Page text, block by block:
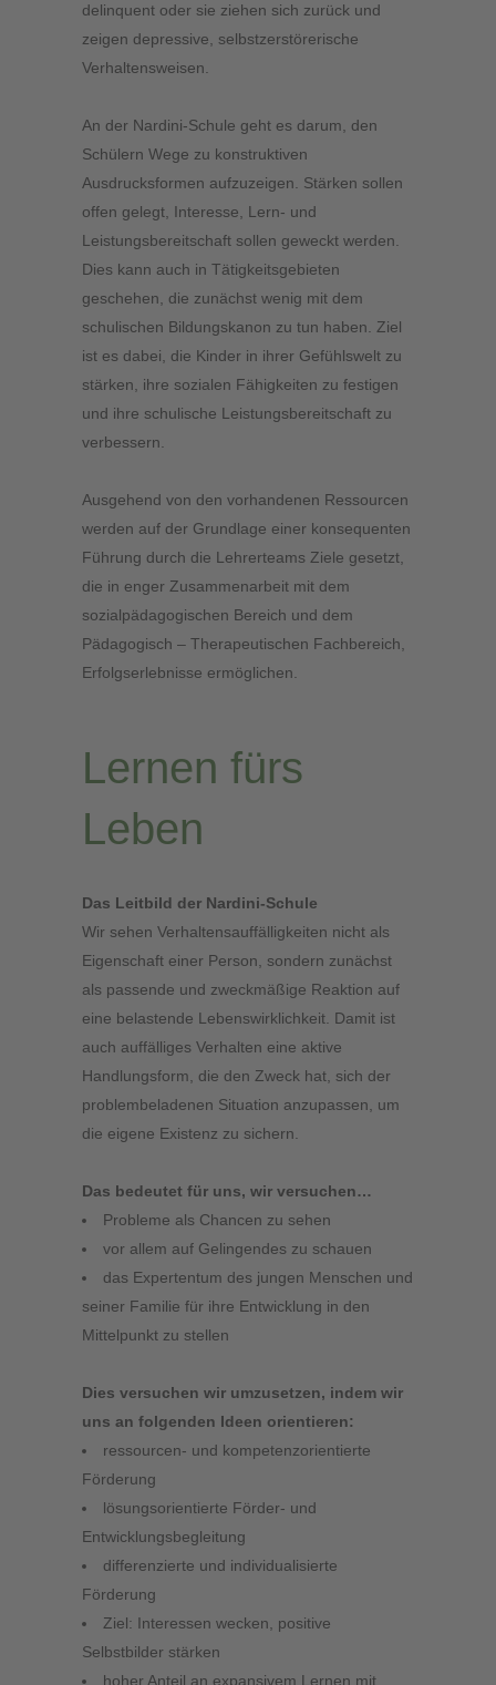
delinquent oder sie ziehen sich zurück und
zeigen depressive, selbstzerstörerische
Verhaltensweisen.
An der Nardini-Schule geht es darum, den
Schülern Wege zu konstruktiven
Ausdrucksformen aufzuzeigen. Stärken sollen
offen gelegt, Interesse, Lern- und
Leistungsbereitschaft sollen geweckt werden.
Dies kann auch in Tätigkeitsgebieten
geschehen, die zunächst wenig mit dem
schulischen Bildungskanon zu tun haben. Ziel
ist es dabei, die Kinder in ihrer Gefühlswelt zu
stärken, ihre sozialen Fähigkeiten zu festigen
und ihre schulische Leistungsbereitschaft zu
verbessern.
Ausgehend von den vorhandenen Ressourcen
werden auf der Grundlage einer konsequenten
Führung durch die Lehrerteams Ziele gesetzt,
die in enger Zusammenarbeit mit dem
sozialpädagogischen Bereich und dem
Pädagogisch – Therapeutischen Fachbereich,
Erfolgserlebnisse ermöglichen.
Lernen fürs
Leben
Das Leitbild der Nardini-Schule
Wir sehen Verhaltensauffälligkeiten nicht als
Eigenschaft einer Person, sondern zunächst
als passende und zweckmäßige Reaktion auf
eine belastende Lebenswirklichkeit. Damit ist
auch auffälliges Verhalten eine aktive
Handlungsform, die den Zweck hat, sich der
problembeladenen Situation anzupassen, um
die eigene Existenz zu sichern.
Das bedeutet für uns, wir versuchen…
Probleme als Chancen zu sehen
vor allem auf Gelingendes zu schauen
das Expertentum des jungen Menschen und
seiner Familie für ihre Entwicklung in den
Mittelpunkt zu stellen
Dies versuchen wir umzusetzen, indem wir
uns an folgenden Ideen orientieren:
ressourcen- und kompetenzorientierte
Förderung
lösungsorientierte Förder- und
Entwicklungsbegleitung
differenzierte und individualisierte
Förderung
Ziel: Interessen wecken, positive
Selbstbilder stärken
hoher Anteil an expansivem Lernen mit